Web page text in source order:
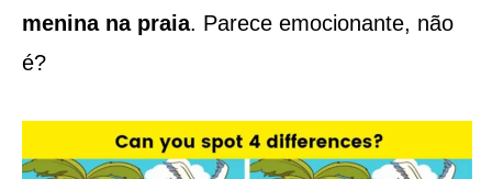
menina na praia. Parece emocionante, não
é?